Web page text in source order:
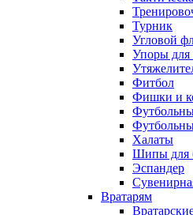
Турник
Угловой
Упоры
Фитбол
Фишки и
Халаты
Шипы для
Эспандер
Вратарям